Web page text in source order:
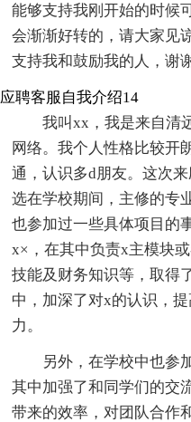
能够支持我刚开始的时候
会渐渐好转的，请大家见
支持我和鼓励我的人，谢
应聘客服自我介绍14
我叫xx，我是来自清
网络。我个人性格比较开
通，认识多d朋友。这次
选在学校期间，主修的专
也参加过一些具体项目的
x×，在其中负责x主模块
技能及财务知识等，取得
中，加深了对x的认识，
力。
另外，在学校中也参
其中加强了和同学们的交
带来的效率，对团队合作